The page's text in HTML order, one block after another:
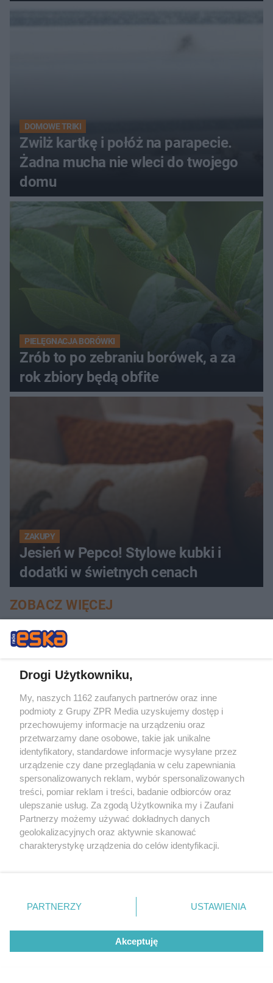
DOMOWE TRIKI
Zwilż kartkę i połóż na parapecie.
Żadna mucha nie wleci do twojego
domu
PIELĘGNACJA BORÓWKI
Zrób to po zebraniu borówek, a za
rok zbiory będą obfite
ZAKUPY
Jesień w Pepco! Stylowe kubki i
dodatki w świetnych cenach
ZOBACZ WIĘCEJ
Drogi Użytkowniku,
My, naszych 1162 zaufanych partnerów oraz inne
podmioty z Grupy ZPR Media uzyskujemy dostęp i
przechowujemy informacje na urządzeniu oraz
przetwarzamy dane osobowe, takie jak unikalne
identyfikatory, standardowe informacje wysyłane przez
urządzenie czy dane przeglądania w celu zapewniania
spersonalizowanych reklam, wybór spersonalizowanych
treści, pomiar reklam i treści, badanie odbiorców oraz
ulepszanie usług. Za zgodą Użytkownika my i Zaufani
Partnerzy możemy używać dokładnych danych
geolokalizacyjnych oraz aktywnie skanować
charakterystykę urządzenia do celów identyfikacji.
zmienić/wycofać klikając przycisk ustawień prywatności
znajdujący się w lewym dolnym rogu strony
rodzaje przetwarzania danych nie wymagają zgody
użytkownika, ale masz prawo sprzeciwić się takiemu
przetwarzaniu. Preferencje będą miały zastosowanie tylko
PARTNERZY USTAWIENIA
Akceptuję